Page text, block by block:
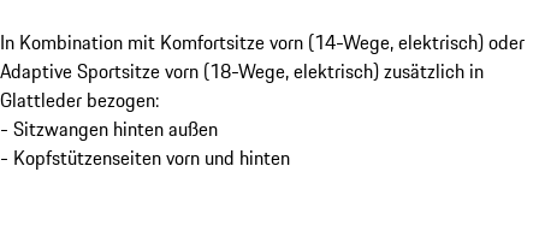
In Kombination mit Komfortsitze vorn (14-Wege, elektrisch) oder
Adaptive Sportsitze vorn (18-Wege, elektrisch) zusätzlich in
Glattleder bezogen:
- Sitzwangen hinten außen
- Kopfstützenseiten vorn und hinten